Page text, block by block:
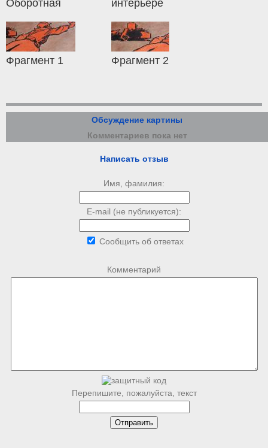
Оборотная
интерьере
Фрагмент 1 Фрагмент 2
Обсуждение картины
Комментариев пока нет
Написать отзыв
Имя, фамилия:
E-mail (не публикуется):
Сообщить об ответах
Комментарий
Перепишите, пожалуйста, текст